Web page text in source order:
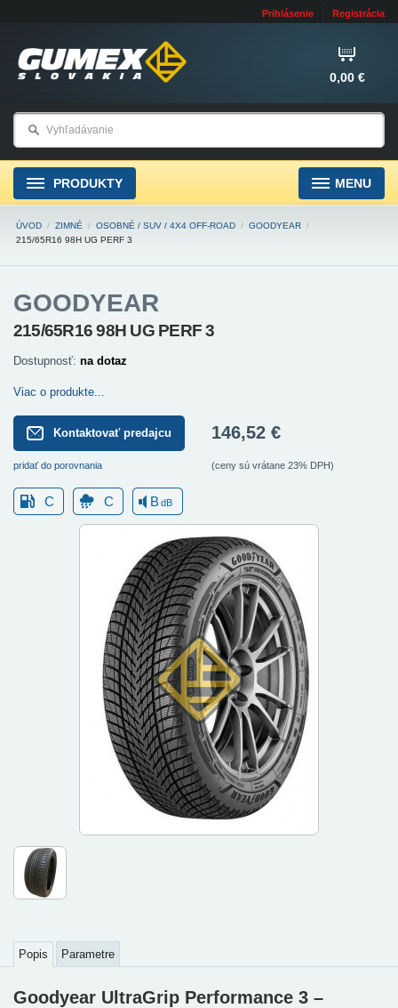
Prihlásenie Registrácia
0,00 €
PRODUKTY MENU
ÚVOD / ZIMNÉ / OSOBNÉ / SUV / 4X4 OFF-ROAD / GOODYEAR /
215/65R16 98H UG PERF 3
GOODYEAR
215/65R16 98H UG PERF 3
Dostupnosť: na dotaz
Viac o produkte...
Kontaktovať predajcu
pridať do porovnania
146,52 €
(ceny sú vrátane 23% DPH)
C C BdB
Popis Parametre
Goodyear UltraGrip Performance 3 –